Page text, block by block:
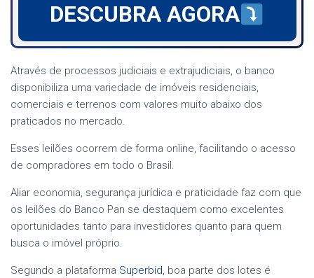
DESCUBRA AGORA
Através de processos judiciais e extrajudiciais, o banco
disponibiliza uma variedade de imóveis residenciais,
comerciais e terrenos com valores muito abaixo dos
praticados no mercado.
Esses leilões ocorrem de forma online, facilitando o acesso
de compradores em todo o Brasil.
Aliar economia, segurança jurídica e praticidade faz com que
os leilões do Banco Pan se destaquem como excelentes
oportunidades tanto para investidores quanto para quem
busca o imóvel próprio.
Segundo a plataforma Superbid, boa parte dos lotes é